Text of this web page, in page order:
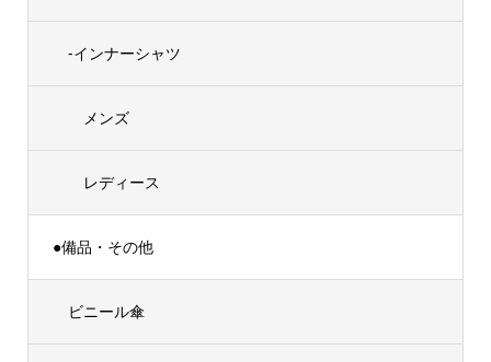
-インナーシャツ
メンズ
レディース
●備品・その他
ビニール傘